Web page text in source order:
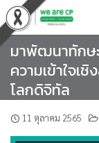
Skip
to
content
มาพัฒนาทักษ
ความเข้าใจเ
โลกดิจิทัล
11 ตุลาคม 2565